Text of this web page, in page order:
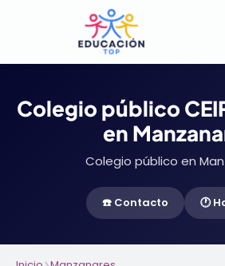
Colegio público
en
Colegio público en
☎️ Contacto 🕐